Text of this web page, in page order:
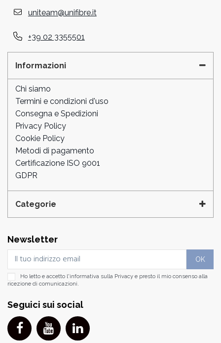
uniteam@unifibre.it
+39 02 3355501
Informazioni
Chi siamo
Termini e condizioni d'uso
Consegna e Spedizioni
Privacy Policy
Cookie Policy
Metodi di pagamento
Certificazione ISO 9001
GDPR
Categorie
Newsletter
Ho letto e accetto l'informativa sulla Privacy e presto il mio consenso alla
ricezione di comunicazioni.
Seguici sui social